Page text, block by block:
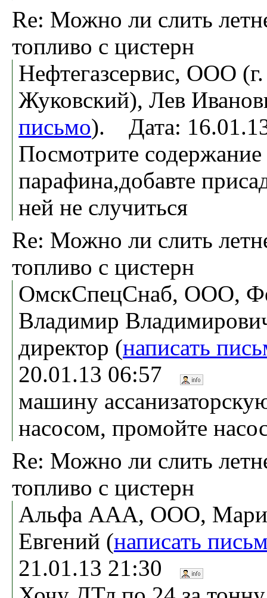
Re: Можно ли слить
топливо с цистерн
Нефтегазсервис, ООО (г.
Жуковский), Лев
письмо). Дата:
Посмотрите
парафина,добавте
ней не случиться
Re: Можно ли слить
топливо с цистерн
ОмскСпецСнаб, ООО,
Владимир
директор (написать
20.01.13 06:57
машину
насосом, промойте
Re: Можно ли слить
топливо с цистерн
Альфа ААА, ООО,
Евгений (написать
21.01.13 21:30